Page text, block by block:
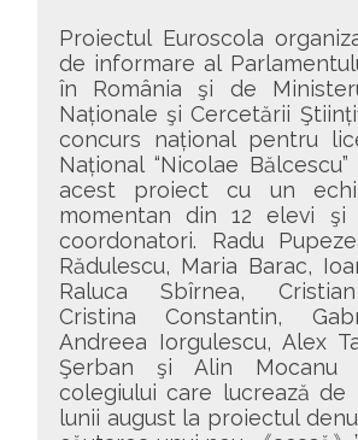
Proiectul Euroscola
de informare al
în România şi de
Naționale şi Cercetării
concurs național pentru
Național “Nicolae
acest proiect cu un
momentan din 12 elevi şi
coordonatori. Radu
Rădulescu, Maria Barac,
Raluca Sbîrnea,
Cristina Constantin,
Andreea Iorgulescu, Alex
Şerban şi Alin Mocanu
colegiului care lucrează de
lunii august la proiectul